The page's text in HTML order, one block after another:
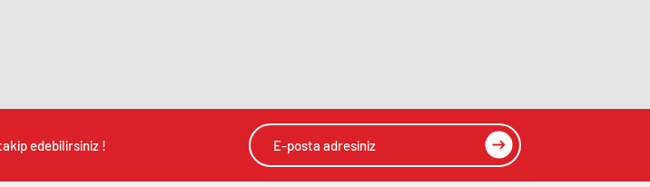
edebilirsiniz !